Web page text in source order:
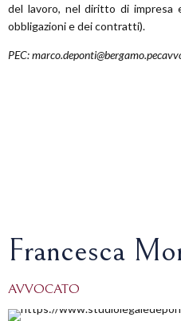
del lavoro, nel diritto di
obbligazioni e dei contratti).
PEC:
Francesca
AVVOCATO